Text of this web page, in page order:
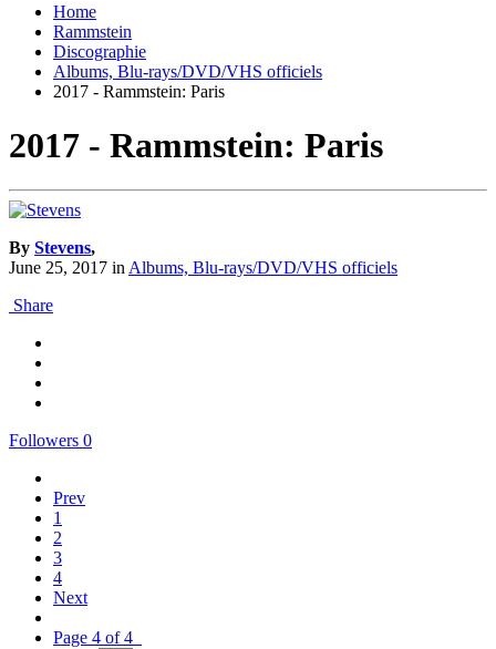
Home
Rammstein
Discographie
Albums, Blu-rays/DVD/VHS officiels
2017 - Rammstein: Paris
2017 - Rammstein: Paris
By Stevens,
June 25, 2017 inAlbums, Blu-rays/DVD/VHS officiels
Share
Followers 0
Prev
1
2
3
4
Next
Page 4 of 4